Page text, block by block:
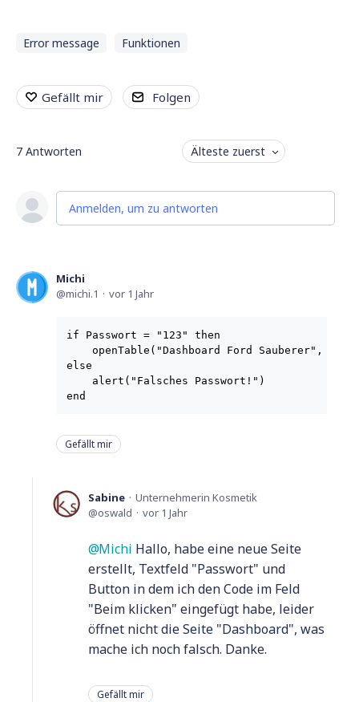
Error message Funktionen
Gefällt mir Folgen
7 Antworten Älteste zuerst
Anmelden, um zu antworten
Michi
michi.1
vor 1 Jahr
if Passwort = "123" then
openTable("Dashboard Ford Sauberer",
else
    alert("Falsches Passwort!")
Gefällt mir
Sabine
Unternehmerin Kosmetik
oswald
vor 1 Jahr
Michi Hallo, habe eine neue Seite
erstellt, Textfeld "Passwort" und
Button in dem ich den Code im Feld
"Beim klicken" eingefügt habe, leider
öffnet nicht die Seite "Dashboard", was
mache ich noch falsch. Danke.
Gefällt mir